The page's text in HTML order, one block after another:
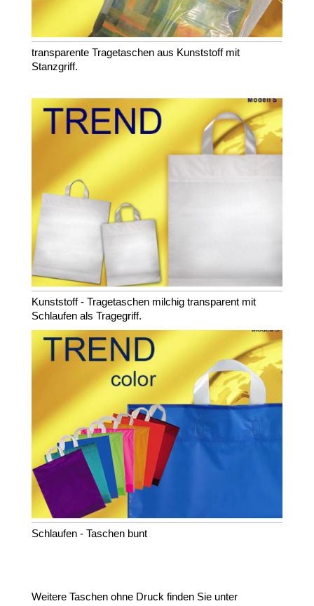
transparente Tragetaschen aus Kunststoff mit
Stanzgriff.
Kunststoff - Tragetaschen milchig transparent mit
Schlaufen als Tragegriff.
Schlaufen - Taschen bunt
Weitere Taschen ohne Druck finden Sie unter